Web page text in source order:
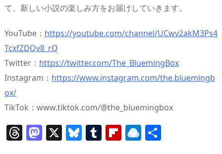
て、新しい小説の楽しみ方をお届けしていきます。
YouTube： https://youtube.com/channel/UCwv2akM3Ps4
TcxfZDQv8_rQ
Twitter： https://twitter.com/The_BluemingBox
Instagram： https://www.instagram.com/the.bluemingb
ox/
TikTok：www.tiktok.com/@the_bluemingbox
T M X Bl T Fl R